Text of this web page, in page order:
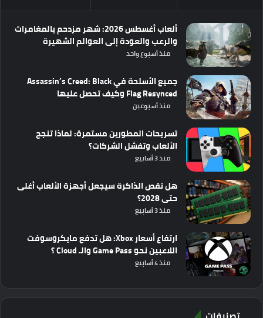
ألعاب أغسطس 2026: شهر مزدحم بالمغامرات
والرعب والعودة إلى العوالم الشهيرة
منذ أسبوع واحد
جميع الأسلحة في Assassin’s Creed: Black
Flag Resynced وكيف تحصل عليها
منذ أسبوعين
تسريحات المطورين مستمرة: لماذا تنجح
الألعاب وتفشل الشركات؟
منذ 3 أسابيع
هل نقص الذاكرة سيجعل أجهزة الألعاب أغلى
حتى 2028؟
منذ 3 أسابيع
ارتفاع أسعار Xbox: هل تدفع مايكروسوفت
اللاعبين نحو Game Pass والـ Cloud ؟
منذ 4 أسابيع